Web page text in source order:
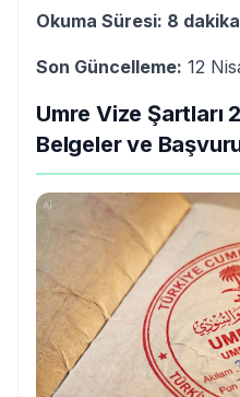
Okuma Süresi: 8 dakika
Son Güncelleme: 12
Umre Vize Şartları
Belgeler ve